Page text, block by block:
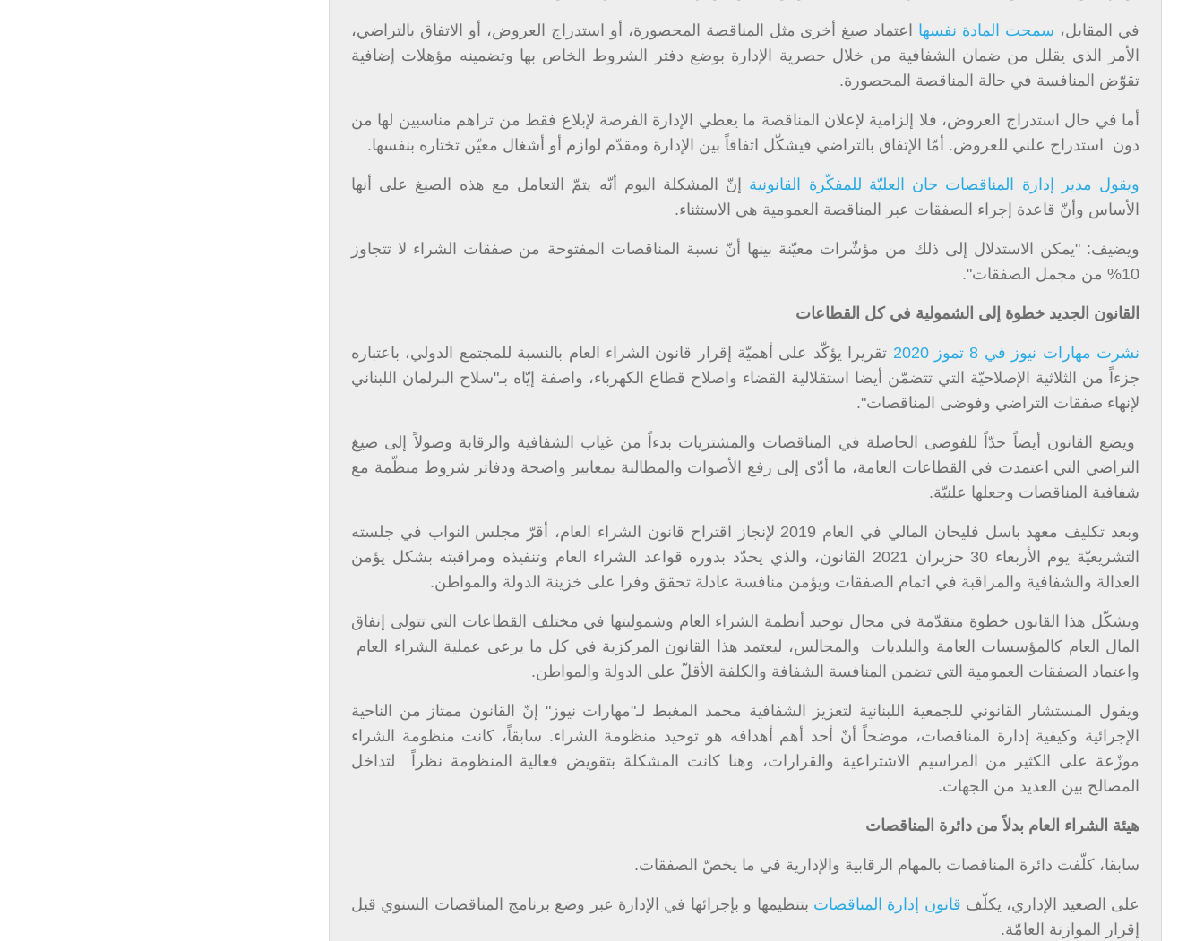
في المقابل، سمحت المادة نفسها اعتماد صيغ أخرى مثل المناقصة المحصورة، أو استدراج العروض، أو الاتفاق بالتراضي،
الأمر الذي يقلل من ضمان الشفافية من خلال حصرية الإدارة بوضع دفتر الشروط الخاص بها وتضمينه مؤهلات إضافية
تقوّض المنافسة في حالة المناقصة المحصورة.
أما في حال استدراج العروض، فلا إلزامية لإعلان المناقصة ما يعطي الإدارة الفرصة لإبلاغ فقط من تراهم مناسبين لها من
دون استدراج علني للعروض. أمّا الإتفاق بالتراضي فيشكّل اتفاقاً بين الإدارة ومقدّم لوازم أو أشغال معيّن تختاره بنفسها.
ويقول مدير إدارة المناقصات جان العليّة للمفكّرة القانونية إنّ المشكلة اليوم أنّه يتمّ التعامل مع هذه الصيغ على أنها
الأساس وأنّ قاعدة إجراء الصفقات عبر المناقصة العمومية هي الاستثناء.
ويضيف: "يمكن الاستدلال إلى ذلك من مؤشّرات معيّنة بينها أنّ نسبة المناقصات المفتوحة من صفقات الشراء لا تتجاوز
10% من مجمل الصفقات".
القانون الجديد خطوة إلى الشمولية في كل القطاعات
نشرت مهارات نيوز في 8 تموز 2020
تقريرا يؤكّد على أهميّة إقرار قانون الشراء العام بالنسبة للمجتمع الدولي، باعتباره
جزءاً من الثلاثية الإصلاحيّة التي تتضمّن أيضا استقلالية القضاء واصلاح قطاع الكهرباء، واصفة إيّاه بـ"سلاح البرلمان اللبناني
لإنهاء صفقات التراضي وفوضى المناقصات".
ويضع القانون أيضاً حدّاً للفوضى الحاصلة في المناقصات والمشتريات بدءاً من غياب الشفافية والرقابة وصولاً إلى صيغ
التراضي التي اعتمدت في القطاعات العامة، ما أدّى إلى رفع الأصوات والمطالبة يمعايير واضحة ودفاتر شروط منظّمة مع
شفافية المناقصات وجعلها علنيّة.
وبعد تكليف معهد باسل فليحان المالي في العام 2019 لإنجاز اقتراح قانون الشراء العام، أقرّ مجلس النواب في جلسته
التشريعيّة يوم الأربعاء 30 حزيران 2021 القانون، والذي يحدّد بدوره قواعد الشراء العام وتنفيذه ومراقبته بشكل يؤمن
العدالة والشفافية والمراقبة في اتمام الصفقات ويؤمن منافسة عادلة تحقق وفرا على خزينة الدولة والمواطن.
ويشكّل هذا القانون خطوة متقدّمة في مجال توحيد أنظمة الشراء العام وشموليتها في مختلف القطاعات التي تتولى إنفاق
المال العام كالمؤسسات العامة والبلديات والمجالس، ليعتمد هذا القانون المركزية في كل ما يرعى عملية الشراء العام
واعتماد الصفقات العمومية التي تضمن المنافسة الشفافة والكلفة الأقلّ على الدولة والمواطن.
ويقول المستشار القانوني للجمعية اللبنانية لتعزيز الشفافية محمد المغبط لـ"مهارات نيوز" إنّ القانون ممتاز من الناحية
الإجرائية وكيفية إدارة المناقصات، موضحاً أنّ أحد أهم أهدافه هو توحيد منظومة الشراء. سابقاً، كانت منظومة الشراء
موزّعة على الكثير من المراسيم الاشتراعية والقرارات، وهنا كانت المشكلة بتقويض فعالية المنظومة نظراً لتداخل
المصالح بين العديد من الجهات.
هيئة الشراء العام بدلاً من دائرة المناقصات
سابقا، كلّفت دائرة المناقصات بالمهام الرقابية والإدارية في ما يخصّ الصفقات.
على الصعيد الإداري، يكلّف قانون إدارة المناقصات بتنظيمها و بإجرائها في الإدارة عبر وضع برنامج المناقصات السنوي قبل
إقرار الموازنة العامّة.